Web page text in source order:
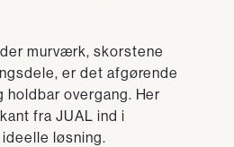
murværk, skorstene
er det afgørende
overgang. Her
fra JUAL ind i
løsning.